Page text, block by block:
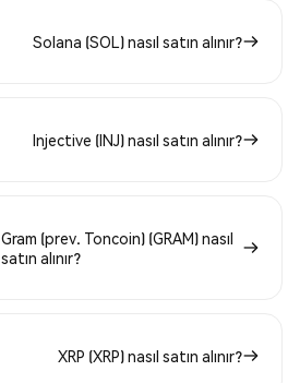
Solana (SOL) nasıl satın alınır?
Injective (INJ) nasıl satın alınır?
Gram (prev. Toncoin) (GRAM) nasıl
satın alınır?
XRP (XRP) nasıl satın alınır?